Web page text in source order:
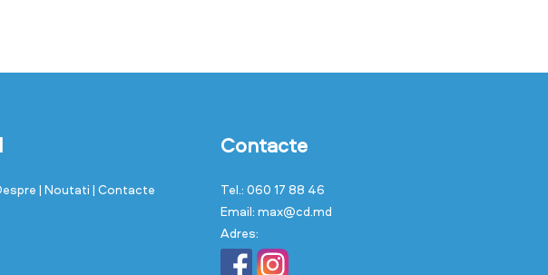
| Noutati | Contacte
Contacte
Tel.: 060 17 88 46
Email: max@cd.md
Adres: